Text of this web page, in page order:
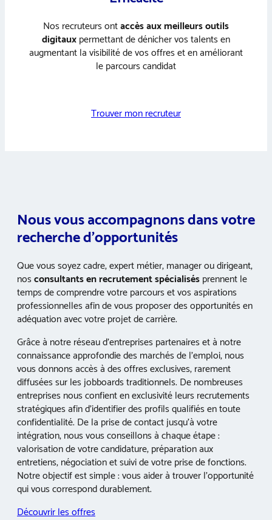
Nos recruteurs ontaccès aux meilleurs outils
digitauxpermettant de dénicher vos talents en
augmentant la visibilité de vos offres et en améliorant
le parcours candidat
Trouver mon recruteur
Nous vous accompagnons dans votre
recherche d’opportunités
Que vous soyez cadre, expert métier, manager ou dirigeant,
nosconsultants en recrutement spécialisésprennent le
temps de comprendre votre parcours et vos aspirations
professionnelles afin de vous proposer des opportunités en
adéquation avec votre projet de carrière.
Grâce à notre réseau d’entreprises partenaires et à notre
connaissance approfondie des marchés de l’emploi, nous
vous donnons accès à des offres exclusives, rarement
diffusées sur les jobboards traditionnels. De nombreuses
entreprises nous confient en exclusivité leurs recrutements
stratégiques afin d’identifier des profils qualifiés en toute
confidentialité. De la prise de contact jusqu’à votre
intégration, nous vous conseillons à chaque étape :
valorisation de votre candidature, préparation aux
entretiens, négociation et suivi de votre prise de fonctions.
Notre objectif est simple : vous aider à trouver l’opportunité
qui vous correspond durablement.
Découvrir les offres